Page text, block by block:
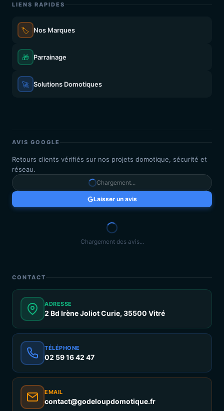
LIENS RAPIDES
🏷️ Nos Marques
🎁 Parrainage
🚀 Solutions Domotiques
AVIS GOOGLE
Retours clients vérifiés sur nos projets domotique, sécurité et
réseau.
Chargement...
Laisser un avis
Chargement des avis...
CONTACT
ADRESSE
2 Bd Irène Joliot Curie, 35500 Vitré
TÉLÉPHONE
02 59 16 42 47
EMAIL
contact@godeloupdomotique.fr